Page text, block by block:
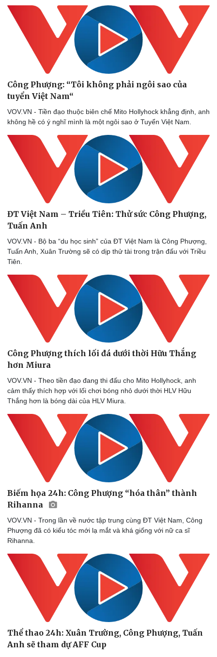
Doanh nghiệp
Thông tin doanh nghiệp
Doanh nghiệp 24h
Doanh nhân
Vì cộng đồng
Công nghệ
Sành điệu
Tin Công nghệ
Trải nghiệm
Công Phượng: “Tôi không phải ngôi sao của
tuyển Việt Nam“
VOV.VN - Tiền đạo thuộc biên chế Mito Hollyhock khẳng định, anh
không hề có ý nghĩ mình là một ngôi sao ở Tuyển Việt Nam.
ĐT Việt Nam – Triều Tiên: Thử sức Công Phượng,
Tuấn Anh
VOV.VN - Bộ ba “du học sinh” của ĐT Việt Nam là Công Phượng,
Tuấn Anh, Xuân Trường sẽ có dịp thử tài trong trận đấu với Triều
Tiên.
Công Phượng thích lối đá dưới thời Hữu Thắng
hơn Miura
VOV.VN - Theo tiền đạo đang thi đấu cho Mito Hollyhock, anh
cảm thấy thích hợp với lối chơi bóng nhỏ dưới thời HLV Hữu
Thắng hơn là bóng dài của HLV Miura.
Biếm họa 24h: Công Phượng “hóa thân” thành
Rihanna
VOV.VN - Trong lần về nước tập trung cùng ĐT Việt Nam, Công
Phượng đã có kiểu tóc mới lạ mắt và khá giống với nữ ca sĩ
Rihanna.
Thể thao 24h: Xuân Trường, Công Phượng, Tuấn
Anh sẽ tham dự AFF Cup